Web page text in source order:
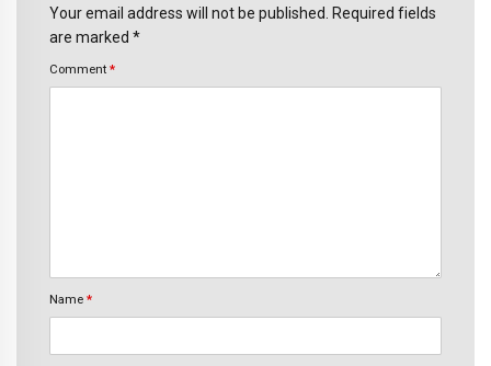
Your email address will not be published. Required fields
are marked *
Comment *
Name *